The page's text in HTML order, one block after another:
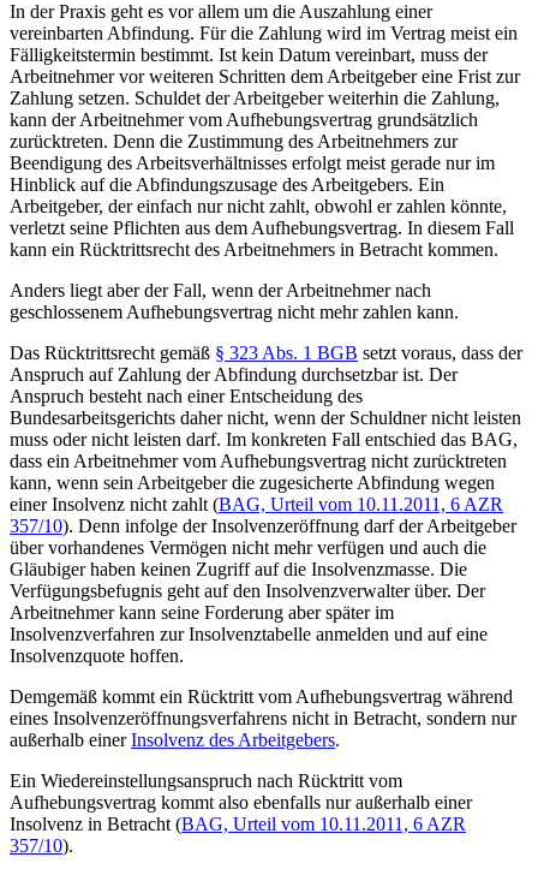
In der Praxis geht es vor allem um die Auszahlung einer
vereinbarten Abfindung. Für die Zahlung wird im Vertrag meist ein
Fälligkeitstermin bestimmt. Ist kein Datum vereinbart, muss der
Arbeitnehmer vor weiteren Schritten dem Arbeitgeber eine Frist zur
Zahlung setzen. Schuldet der Arbeitgeber weiterhin die Zahlung,
kann der Arbeitnehmer vom Aufhebungsvertrag grundsätzlich
zurücktreten. Denn die Zustimmung des Arbeitnehmers zur
Beendigung des Arbeitsverhältnisses erfolgt meist gerade nur im
Hinblick auf die Abfindungszusage des Arbeitgebers. Ein
Arbeitgeber, der einfach nur nicht zahlt, obwohl er zahlen könnte,
verletzt seine Pflichten aus dem Aufhebungsvertrag. In diesem Fall
kann ein Rücktrittsrecht des Arbeitnehmers in Betracht kommen.
Anders liegt aber der Fall, wenn der Arbeitnehmer nach
geschlossenem Aufhebungsvertrag nicht mehr zahlen kann.
Das Rücktrittsrecht gemäß § 323 Abs. 1 BGB setzt voraus, dass der
Anspruch auf Zahlung der Abfindung durchsetzbar ist. Der
Anspruch besteht nach einer Entscheidung des
Bundesarbeitsgerichts daher nicht, wenn der Schuldner nicht leisten
muss oder nicht leisten darf. Im konkreten Fall entschied das BAG,
dass ein Arbeitnehmer vom Aufhebungsvertrag nicht zurücktreten
kann, wenn sein Arbeitgeber die zugesicherte Abfindung wegen
einer Insolvenz nicht zahlt (BAG, Urteil vom 10.11.2011, 6 AZR
357/10). Denn infolge der Insolvenzeröffnung darf der Arbeitgeber
über vorhandenes Vermögen nicht mehr verfügen und auch die
Gläubiger haben keinen Zugriff auf die Insolvenzmasse. Die
Verfügungsbefugnis geht auf den Insolvenzverwalter über. Der
Arbeitnehmer kann seine Forderung aber später im
Insolvenzverfahren zur Insolvenztabelle anmelden und auf eine
Insolvenzquote hoffen.
Demgemäß kommt ein Rücktritt vom Aufhebungsvertrag während
eines Insolvenzeröffnungsverfahrens nicht in Betracht, sondern nur
außerhalb einerInsolvenz des Arbeitgebers.
Ein Wiedereinstellungsanspruch nach Rücktritt vom
Aufhebungsvertrag kommt also ebenfalls nur außerhalb einer
Insolvenz in Betracht (BAG, Urteil vom 10.11.2011, 6 AZR
357/10).